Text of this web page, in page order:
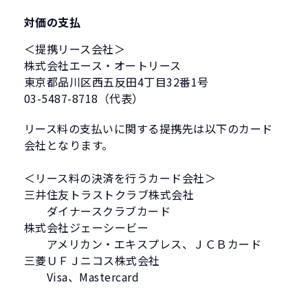
対価の支払
＜提携リース会社＞
株式会社エース・オートリース
東京都品川区西五反田4丁目32番1号
03-5487-8718（代表）
リース料の支払いに関する提携先は以下のカード
会社となります。
＜リース料の決済を行うカード会社＞
三井住友トラストクラブ株式会社
ダイナースクラブカード
株式会社ジェーシービー
アメリカン・エキスプレス、ＪＣＢカード
三菱ＵＦＪニコス株式会社
Visa、Mastercard